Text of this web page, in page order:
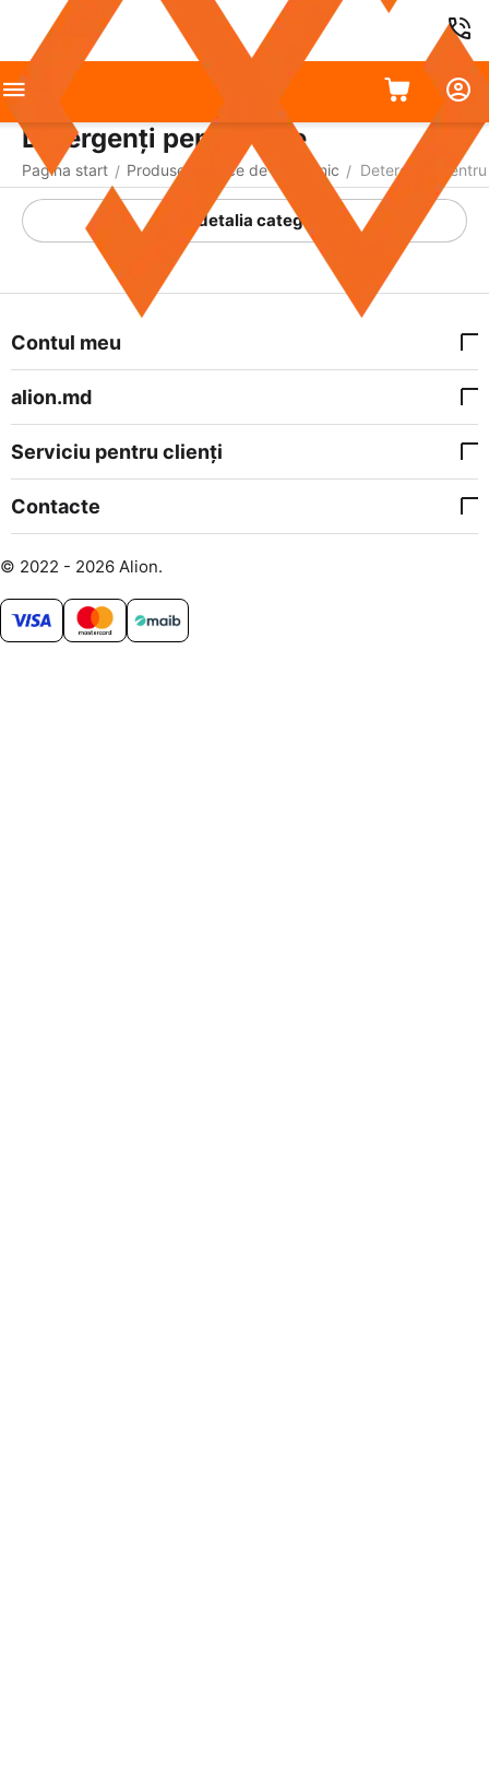
Detergenți pentru rufe
Pagina start / Produse chimice de uz casnic / Detergenți
A detalia categoria
Contul meu
alion.md
Serviciu pentru clienți
Contacte
© 2022 - 2026 Alion.